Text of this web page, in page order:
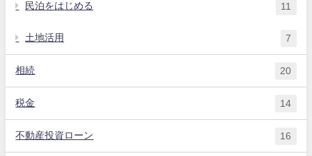
民泊をはじめる 11
土地活用 7
相続 20
税金 14
不動産投資ローン 16